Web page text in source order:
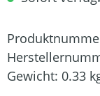
Gewicht: 0.33